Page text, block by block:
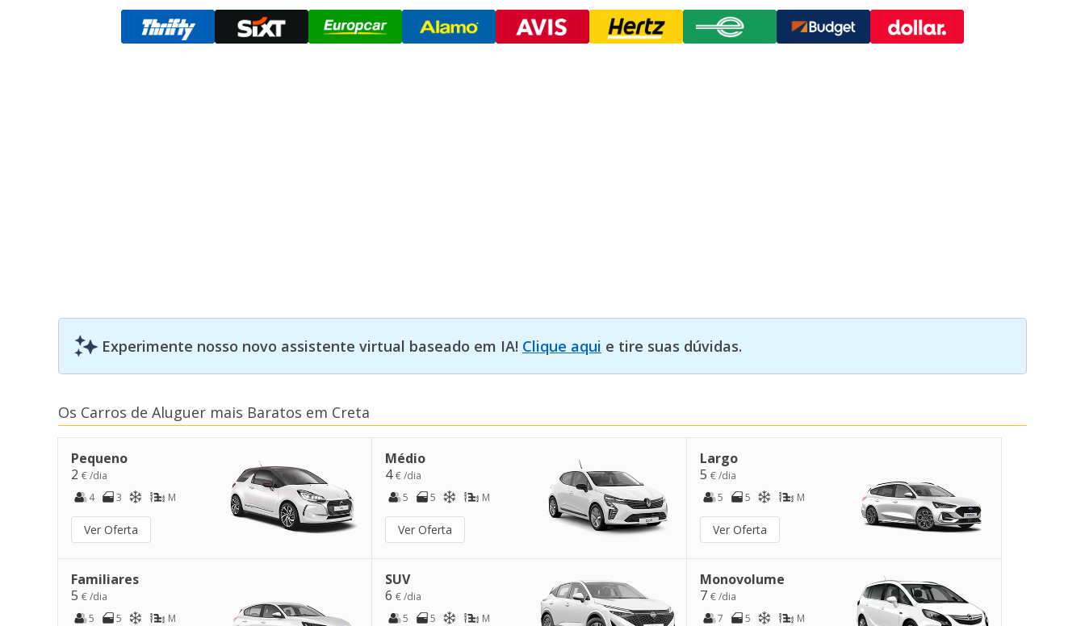
Experimente nosso novo assistente virtual baseado em IA! Clique aqui e tire suas dúvidas.
Os Carros de Aluguer mais Baratos em Creta
Pequeno
2 € /dia
4
3 M
Ver Oferta
Médio
4€ /dia
5
5 M
Ver Oferta
Largo
5 € /dia
5
5 M
Ver Oferta
Familiares
5 € /dia
5
5 M
SUV
6€ /dia
5
5 M
Monovolume
7 € /dia
7
5 M